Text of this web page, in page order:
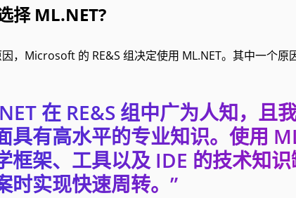
择 ML.NET?
，Microsoft 的 RE&S 组决定使用 ML.NET。其中一个原
在 RE&S 组中广为人知，且
具有高水平的专业知识。使用
框架、工具以及 IDE 的技术知
时实现快速周转。”